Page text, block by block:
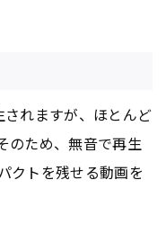
されますが、ほとんど
のため、無音で再生
クトを残せる動画を